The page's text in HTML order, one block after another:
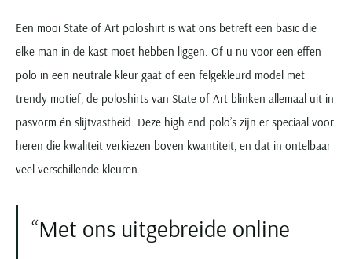
Een mooi State of Art poloshirt is wat ons betreft een basic die
elke man in de kast moet hebben liggen. Of u nu voor een effen
polo in een neutrale kleur gaat of een felgekleurd model met
trendy motief, de poloshirts van State of Art blinken allemaal uit in
pasvorm én slijtvastheid. Deze high end polo’s zijn er speciaal voor
heren die kwaliteit verkiezen boven kwantiteit, en dat in ontelbaar
veel verschillende kleuren.
Met ons uitgebreide online